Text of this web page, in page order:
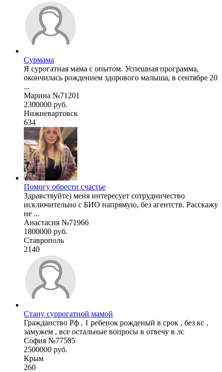
Сурмама
Я сурогатная мама с опытом. Успешная программа,
окончилась рождением здорового малыша, в сентябре 20
...
Марина №71201
2300000 руб.
Нижневартовск
634
Помогу обрести счастье
Здравствуйте) меня интересует сотрудничество
исключительно с БИО напрямую, без агентств. Расскажу
не ...
Анастасия №71966
1800000 руб.
Ставрополь
2140
Стану суррогатной мамой
Гражданство Рф , 1 ребенок рожденый в срок , без кс ,
замужем , все остальные вопросы в отвечу в лс
София №77585
2500000 руб.
Крым
260